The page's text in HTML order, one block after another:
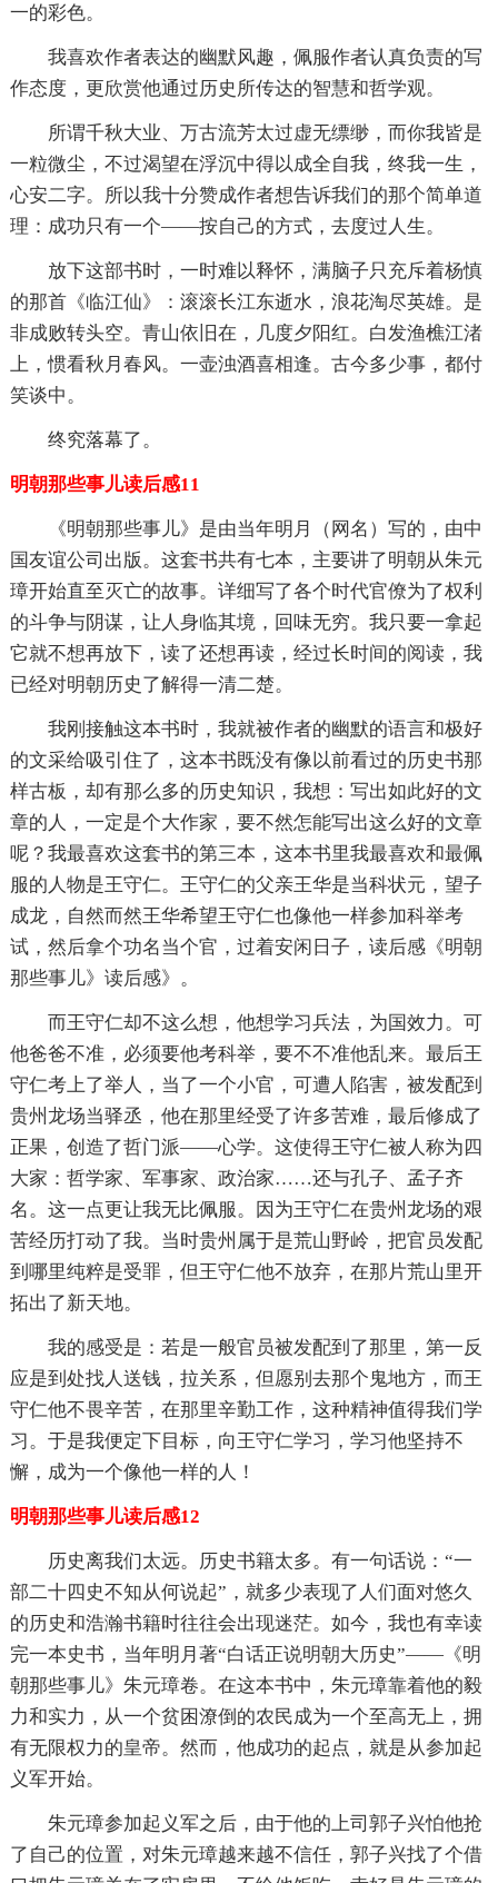
一的彩色。
我喜欢作者表达的幽默风趣，佩服作者认真负责的写
作态度，更欣赏他通过历史所传达的智慧和哲学观。
所谓千秋大业、万古流芳太过虚无缥缈，而你我皆是
一粒微尘，不过渴望在浮沉中得以成全自我，终我一生，
心安二字。所以我十分赞成作者想告诉我们的那个简单道
理：成功只有一个——按自己的方式，去度过人生。
放下这部书时，一时难以释怀，满脑子只充斥着杨慎
的那首《临江仙》：滚滚长江东逝水，浪花淘尽英雄。是
非成败转头空。青山依旧在，几度夕阳红。白发渔樵江渚
上，惯看秋月春风。一壶浊酒喜相逢。古今多少事，都付
笑谈中。
终究落幕了。
明朝那些事儿读后感11
《明朝那些事儿》是由当年明月（网名）写的，由中
国友谊公司出版。这套书共有七本，主要讲了明朝从朱元
璋开始直至灭亡的故事。详细写了各个时代官僚为了权利
的斗争与阴谋，让人身临其境，回味无穷。我只要一拿起
它就不想再放下，读了还想再读，经过长时间的阅读，我
已经对明朝历史了解得一清二楚。
我刚接触这本书时，我就被作者的幽默的语言和极好
的文采给吸引住了，这本书既没有像以前看过的历史书那
样古板，却有那么多的历史知识，我想：写出如此好的文
章的人，一定是个大作家，要不然怎能写出这么好的文章
呢？我最喜欢这套书的第三本，这本书里我最喜欢和最佩
服的人物是王守仁。王守仁的父亲王华是当科状元，望子
成龙，自然而然王华希望王守仁也像他一样参加科举考
试，然后拿个功名当个官，过着安闲日子，读后感《明朝
那些事儿》读后感》。
而王守仁却不这么想，他想学习兵法，为国效力。可
他爸爸不准，必须要他考科举，要不不准他乱来。最后王
守仁考上了举人，当了一个小官，可遭人陷害，被发配到
贵州龙场当驿丞，他在那里经受了许多苦难，最后修成了
正果，创造了哲门派——心学。这使得王守仁被人称为四
大家：哲学家、军事家、政治家……还与孔子、孟子齐
名。这一点更让我无比佩服。因为王守仁在贵州龙场的艰
苦经历打动了我。当时贵州属于是荒山野岭，把官员发配
到哪里纯粹是受罪，但王守仁他不放弃，在那片荒山里开
拓出了新天地。
我的感受是：若是一般官员被发配到了那里，第一反
应是到处找人送钱，拉关系，但愿别去那个鬼地方，而王
守仁他不畏辛苦，在那里辛勤工作，这种精神值得我们学
习。于是我便定下目标，向王守仁学习，学习他坚持不
懈，成为一个像他一样的人！
明朝那些事儿读后感12
历史离我们太远。历史书籍太多。有一句话说：“一
部二十四史不知从何说起”，就多少表现了人们面对悠久
的历史和浩瀚书籍时往往会出现迷茫。如今，我也有幸读
完一本史书，当年明月著“白话正说明朝大历史”——《明
朝那些事儿》朱元璋卷。在这本书中，朱元璋靠着他的毅
力和实力，从一个贫困潦倒的农民成为一个至高无上，拥
有无限权力的皇帝。然而，他成功的起点，就是从参加起
义军开始。
朱元璋参加起义军之后，由于他的上司郭子兴怕他抢
了自己的位置，对朱元璋越来越不信任，郭子兴找了个借